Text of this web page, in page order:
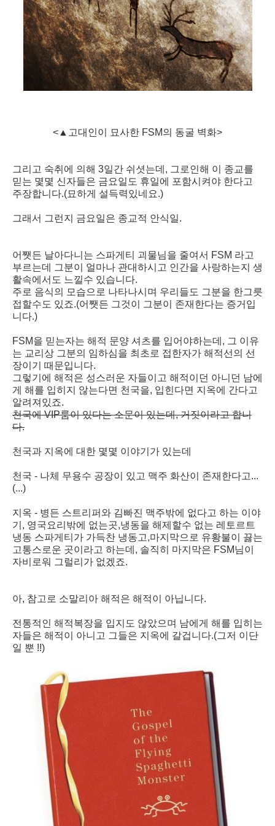
<▲고대인이 묘사한 FSM의 동굴 벽화>
그리고 숙취에 의해 3일간 쉬셧는데, 그로인해 이 종교를
믿는 몇몇 신자들은 금요일도 휴일에 포함시켜야 한다고
주장합니다.(묘하게 설득력있네요.)
그래서 그런지 금요일은 종교적 안식일.
어쨋든 날아다니는 스파게티 괴물님을 줄여서 FSM 라고
부르는데 그분이 얼마나 관대하시고 인간을 사랑하는지 생
활속에서도 느낄수 있습니다.
주로 음식의 모습으로 나타나시며 우리들도 그분을 한그릇
접할수도 있죠.(어쨋든 그것이 그분이 존재한다는 증거입
니다.)
FSM을 믿는자는 해적 문양 셔츠를 입어야하는데, 그 이유
는 교리상 그분의 임하심을 최초로 접한자가 해적선의 선
장이기 때문입니다.
그렇기에 해적은 성스러운 자들이고 해적이던 아니던 남에
게 해를 입히지 않는다면 천국을, 입힌다면 지옥에 간다고
알려져있죠.
천국에 VIP룸이 있다는 소문이 있는데, 거짓이라고 합니
다.
천국과 지옥에 대한 몇몇 이야기가 있는데
천국 - 나체 무용수 공장이 있고 맥주 화산이 존재한다고...
(...)
지옥 - 병든 스트리퍼와 김빠진 맥주밖에 없다고 하는 이야
기, 영국요리밖에 없는곳,냉동을 해제할수 없는 레토르트
냉동 스파게티가 가득찬 냉동고,마지막으로 유황불이 끓는
고통스로운 곳이라고 하는데, 솔직히 마지막은 FSM님이
자비로워 그럴리가 없겠죠.
아, 참고로 소말리아 해적은 해적이 아닙니다.
전통적인 해적복장을 입지도 않았으며 남에게 해를 입히는
자들은 해적이 아니고 그들은 지옥에 갈겁니다.(그저 이단
일 뿐 !!)